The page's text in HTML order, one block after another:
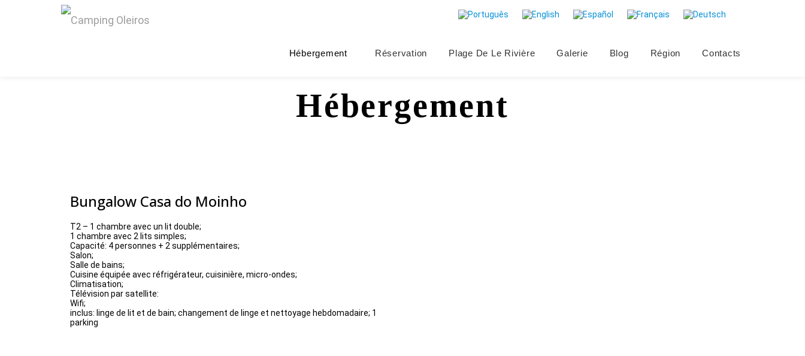
Hébergement Réservation Plage De Le Rivière Galerie Blog Région Contacts
Hébergement
Bungalow Casa do Moinho
T2 – 1 chambre avec un lit double;
1 chambre avec 2 lits simples;
Capacité: 4 personnes + 2 supplémentaires;
Salon;
Salle de bains;
Cuisine équipée avec réfrigérateur, cuisinière, micro-ondes;
Climatisation;
Télévision par satellite:
Wifi;
inclus: linge de lit et de bain; changement de linge et nettoyage hebdomadaire; 1
parking